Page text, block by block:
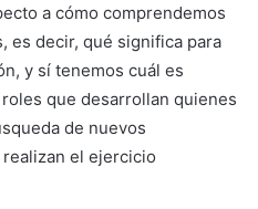
a cómo comprendemos
es decir, qué significa para
y sí tenemos cuál es
que desarrollan quienes
de nuevos
el ejercicio